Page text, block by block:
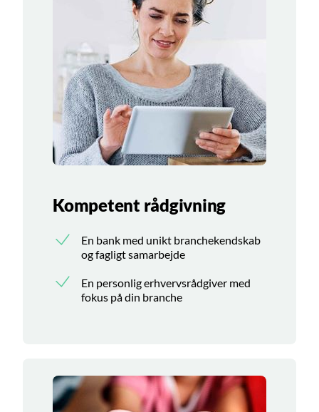
Kompetent rådgivning
En bank med unikt branchekendskab
og fagligt samarbejde
En personlig erhvervsrådgiver med
fokus på din branche